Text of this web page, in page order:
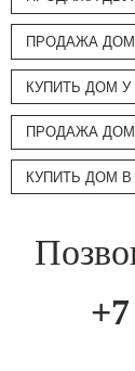
ПРОДАЖА
КУПИТЬ ДОМ
ПРОДАЖА
КУПИТЬ ДОМ